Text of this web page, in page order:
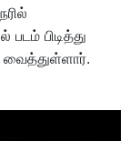
பிடித்து
வைத்துள்ளார்.